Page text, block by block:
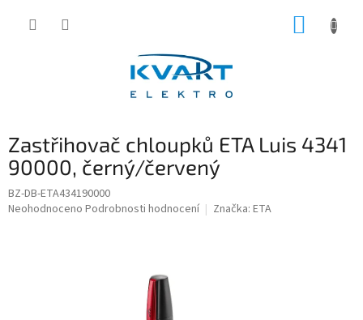
Zastřihovač chloupků ETA Luis 4341
90000, černý/červený
BZ-DB-ETA434190000
Průměrné
Neohodnoceno Podrobnosti hodnocení Značka: ETA